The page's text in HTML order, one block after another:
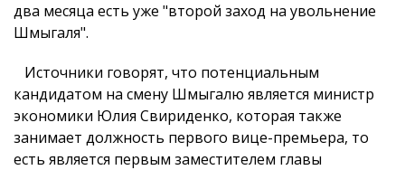
два месяца есть уже "второй заход на увольнение
Шмыгаля".
Источники говорят, что потенциальным
кандидатом на смену Шмыгалю является министр
экономики Юлия Свириденко, которая также
занимает должность первого вице-премьера, то
есть является первым заместителем главы